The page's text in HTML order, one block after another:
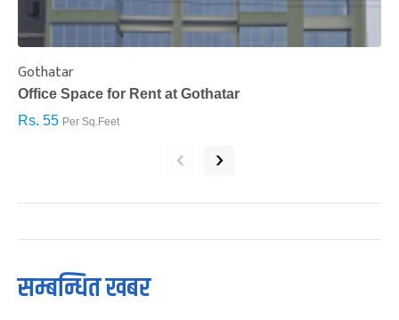
Gothatar
Office Space for Rent at Gothatar
Rs. 55 Per Sq.Feet
‹ ›
सम्बन्धित खबर